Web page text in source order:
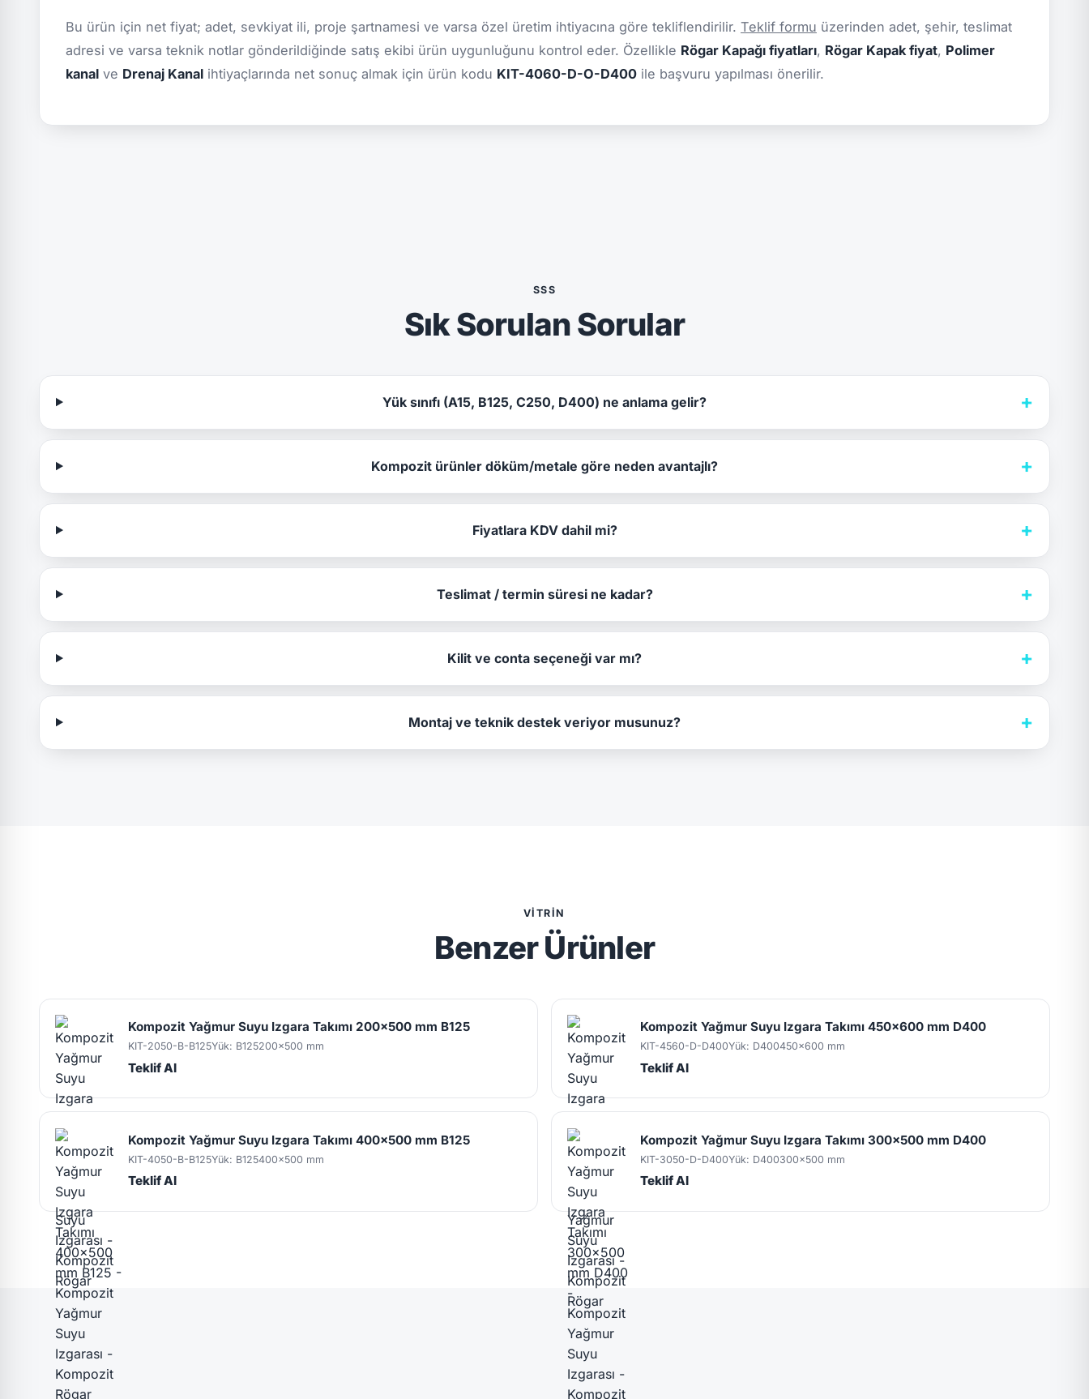
Bu ürün için net fiyat; adet, sevkiyat ili, proje şartnamesi ve varsa özel üretim ihtiyacına göre tekliflendirilir. Teklif formu üzerinden adet, şehir, teslimat
adresi ve varsa teknik notlar gönderildiğinde satış ekibi ürün uygunluğunu kontrol eder. Özellikle Rögar Kapağı fiyatları, Rögar Kapak fiyat, Polimer
kanal ve Drenaj Kanal ihtiyaçlarında net sonuç almak için ürün kodu KIT-4060-D-O-D400 ile başvuru yapılması önerilir.
SSS
Sık Sorulan Sorular
Yük sınıfı (A15, B125, C250, D400) ne anlama gelir? +
Kompozit ürünler döküm/metale göre neden avantajlı? +
Fiyatlara KDV dahil mi? +
Teslimat / termin süresi ne kadar? +
Kilit ve conta seçeneği var mı? +
Montaj ve teknik destek veriyor musunuz? +
VITRIN
Benzer Ürünler
Kompozit Yağmur Suyu Izgara Takımı 200x500 mm B125
KIT-2050-B-B125Yük: B125200x500 mm
Teklif Al
Kompozit Yağmur Suyu Izgara Takımı 450x600 mm D400
KIT-4560-D-D400Yük: D400450x600 mm
Teklif Al
Kompozit Yağmur Suyu Izgara Takımı 400x500 mm B125
KIT-4050-B-B125Yük: B125400x500 mm
Teklif Al
Kompozit Yağmur Suyu Izgara Takımı 300x500 mm D400
KIT-3050-D-D400Yük: D400300x500 mm
Teklif Al